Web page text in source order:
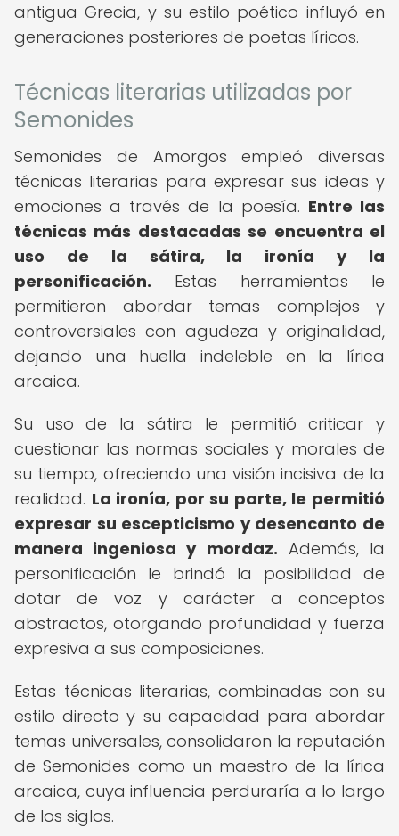
antigua Grecia, y su estilo poético influyó en
generaciones posteriores de poetas líricos.
Técnicas literarias utilizadas por
Semonides
Semonides de Amorgos empleó diversas
técnicas literarias para expresar sus ideas y
emociones a través de la poesía. Entre las
técnicas más destacadas se encuentra el
uso de la sátira, la ironía y la
personificación. Estas herramientas le
permitieron abordar temas complejos y
controversiales con agudeza y originalidad,
dejando una huella indeleble en la lírica
arcaica.
Su uso de la sátira le permitió criticar y
cuestionar las normas sociales y morales de
su tiempo, ofreciendo una visión incisiva de la
realidad. La ironía, por su parte, le permitió
expresar su escepticismo y desencanto de
manera ingeniosa y mordaz. Además, la
personificación le brindó la posibilidad de
dotar de voz y carácter a conceptos
abstractos, otorgando profundidad y fuerza
expresiva a sus composiciones.
Estas técnicas literarias, combinadas con su
estilo directo y su capacidad para abordar
temas universales, consolidaron la reputación
de Semonides como un maestro de la lírica
arcaica, cuya influencia perduraría a lo largo
de los siglos.